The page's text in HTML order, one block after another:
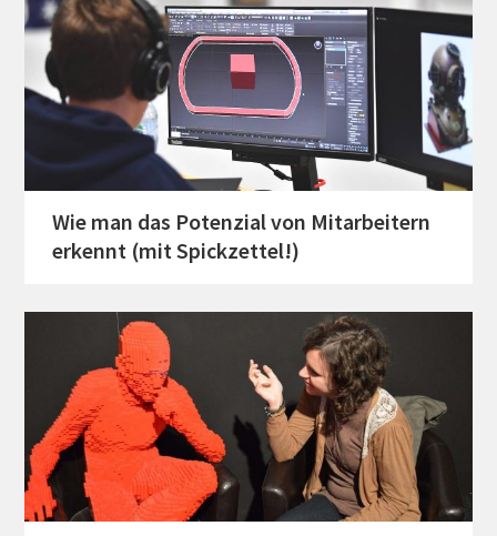
Wie man das Potenzial von Mitarbeitern
erkennt (mit Spickzettel!)